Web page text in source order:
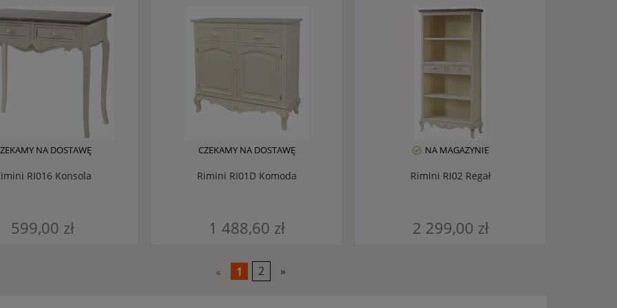
NA DOSTAWĘ
RI016 Konsola
599,00 zł
CZEKAMY NA DOSTAWĘ
Rimini RI01D Komoda
1 488,60 zł
NA MAGAZYNIE
Rimini RI02 Regał
2 299,00 zł
« 1 2 »